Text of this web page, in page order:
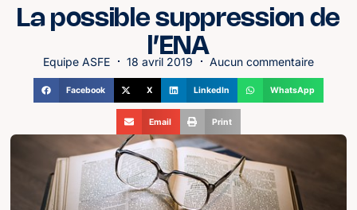
La possible suppression de
l’ENA
Equipe ASFE 18 avril 2019 Aucun commentaire
Facebook X LinkedIn WhatsApp
Email Print